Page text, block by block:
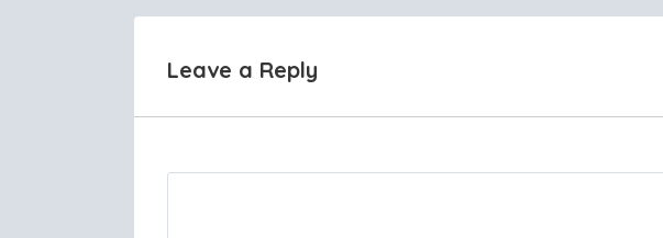
Leave a Reply